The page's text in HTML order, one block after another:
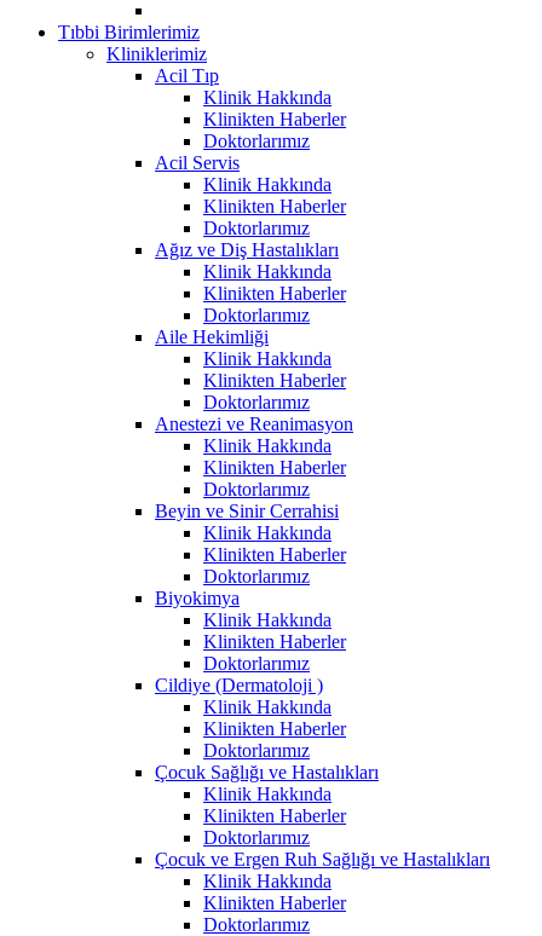
Tıbbi Birimlerimiz
Kliniklerimiz
Acil Tıp
Klinik Hakkında
Klinikten Haberler
Doktorlarımız
Acil Servis
Klinik Hakkında
Klinikten Haberler
Doktorlarımız
Ağız ve Diş Hastalıkları
Klinik Hakkında
Klinikten Haberler
Doktorlarımız
Aile Hekimliği
Klinik Hakkında
Klinikten Haberler
Doktorlarımız
Anestezi ve Reanimasyon
Klinik Hakkında
Klinikten Haberler
Doktorlarımız
Beyin ve Sinir Cerrahisi
Klinik Hakkında
Klinikten Haberler
Doktorlarımız
Biyokimya
Klinik Hakkında
Klinikten Haberler
Doktorlarımız
Cildiye (Dermatoloji )
Klinik Hakkında
Klinikten Haberler
Doktorlarımız
Çocuk Sağlığı ve Hastalıkları
Klinik Hakkında
Klinikten Haberler
Doktorlarımız
Çocuk ve Ergen Ruh Sağlığı ve Hastalıkları
Klinik Hakkında
Klinikten Haberler
Doktorlarımız